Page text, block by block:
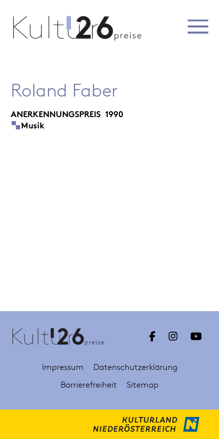
Roland Faber
ANERKENNUNGSPREIS 1990
Musik
Impressum
Datenschutzerklärung
Barrierefreiheit
Sitemap